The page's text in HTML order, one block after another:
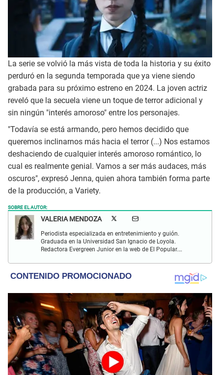
La serie se volvió la más vista de toda la historia y su éxito
perduró en la segunda temporada que ya viene siendo
grabada para su próximo estreno en 2024. La joven actriz
reveló que la secuela viene un toque de terror adicional y
sin ningún "interés amoroso" entre los personajes.
"Todavía se está armando, pero hemos decidido que
queremos inclinarnos más hacia el terror (...) Nos estamos
deshaciendo de cualquier interés amoroso romántico, lo
cual es realmente genial. Vamos a ser más audaces, más
oscuros", expresó Jenna, quien ahora también forma parte
de la producción, a Variety.
SOBRE EL AUTOR:
VALERIA MENDOZA
Periodista especializada en entretenimiento y guión.
Graduada en la Universidad San Ignacio de Loyola.
Redactora Evergreen Junior en la web de El Popular.
y redes sociales.